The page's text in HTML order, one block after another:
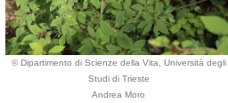
© Dipartimento di Scienze della Vita, Università degli
Studi di Trieste
Andrea Moro